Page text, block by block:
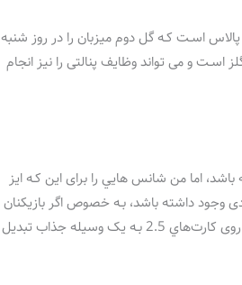
پالاس اسـت کـه گل دوم میزبان را در روز شنبه
بیرون رفتن اولیس، ایز مرد خطر عدد 1 برای ایگلز اسـت و می تواند وظایف پنالتی را نیز انجام
اما من شانس هایي را برای این کـه ایز
وجود داشته باشد، بـه خصوص اگر بازیکنان
حاشیه‌اي برای تأثیرگذاری می‌جنگند، و این باعث می شود Over روی کارت‌هاي‌ 2.5 بـه یک وسیله جذاب تبدیل